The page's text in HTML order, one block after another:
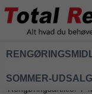
SOMMER-
Rengøringsartikler /